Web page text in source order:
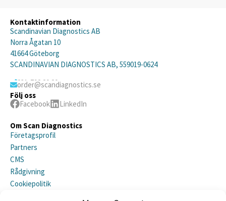
Kontaktinformation
Scandinavian Diagnostics AB
Norra Ågatan 10
41664 Göteborg
SCANDINAVIAN DIAGNOSTICS AB, 559019-0624
031-792 20 20
order@scandiagnostics.se
Följ oss
Facebook
LinkedIn
Om Scan Diagnostics
Företagsprofil
Partners
CMS
Rådgivning
Cookiepolitik